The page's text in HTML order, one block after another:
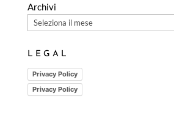
Archivi
LEGAL
Privacy Policy
Privacy Policy